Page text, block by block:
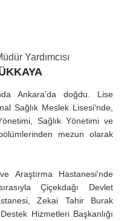
Yardımcısı
Ankara'da doğdu. Lise
Sağlık Meslek Lisesi'nde,
Sağlık Yönetimi ve
mezun olarak
Araştırma Hastanesi'nde
Çiçekdağı Devlet
Zekai Tahir Burak
Hizmetleri Başkanlığı